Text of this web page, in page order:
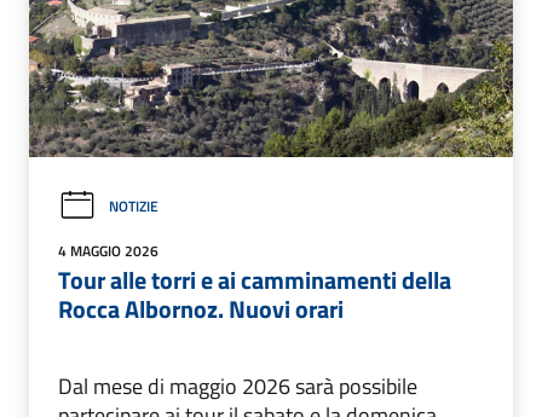
NOTIZIE
4 MAGGIO 2026
Tour alle torri e ai camminamenti della
Rocca Albornoz. Nuovi orari
Dal mese di maggio 2026 sarà possibile